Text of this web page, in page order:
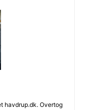
havdrup.dk. Overtog